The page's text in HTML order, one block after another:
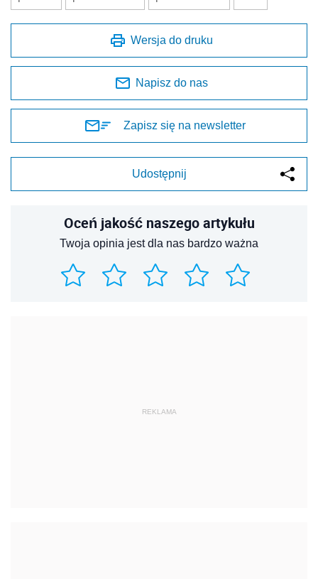
Wersja do druku
Napisz do nas
Zapisz się na newsletter
Udostępnij
Oceń jakość naszego artykułu
Twoja opinia jest dla nas bardzo ważna
REKLAMA